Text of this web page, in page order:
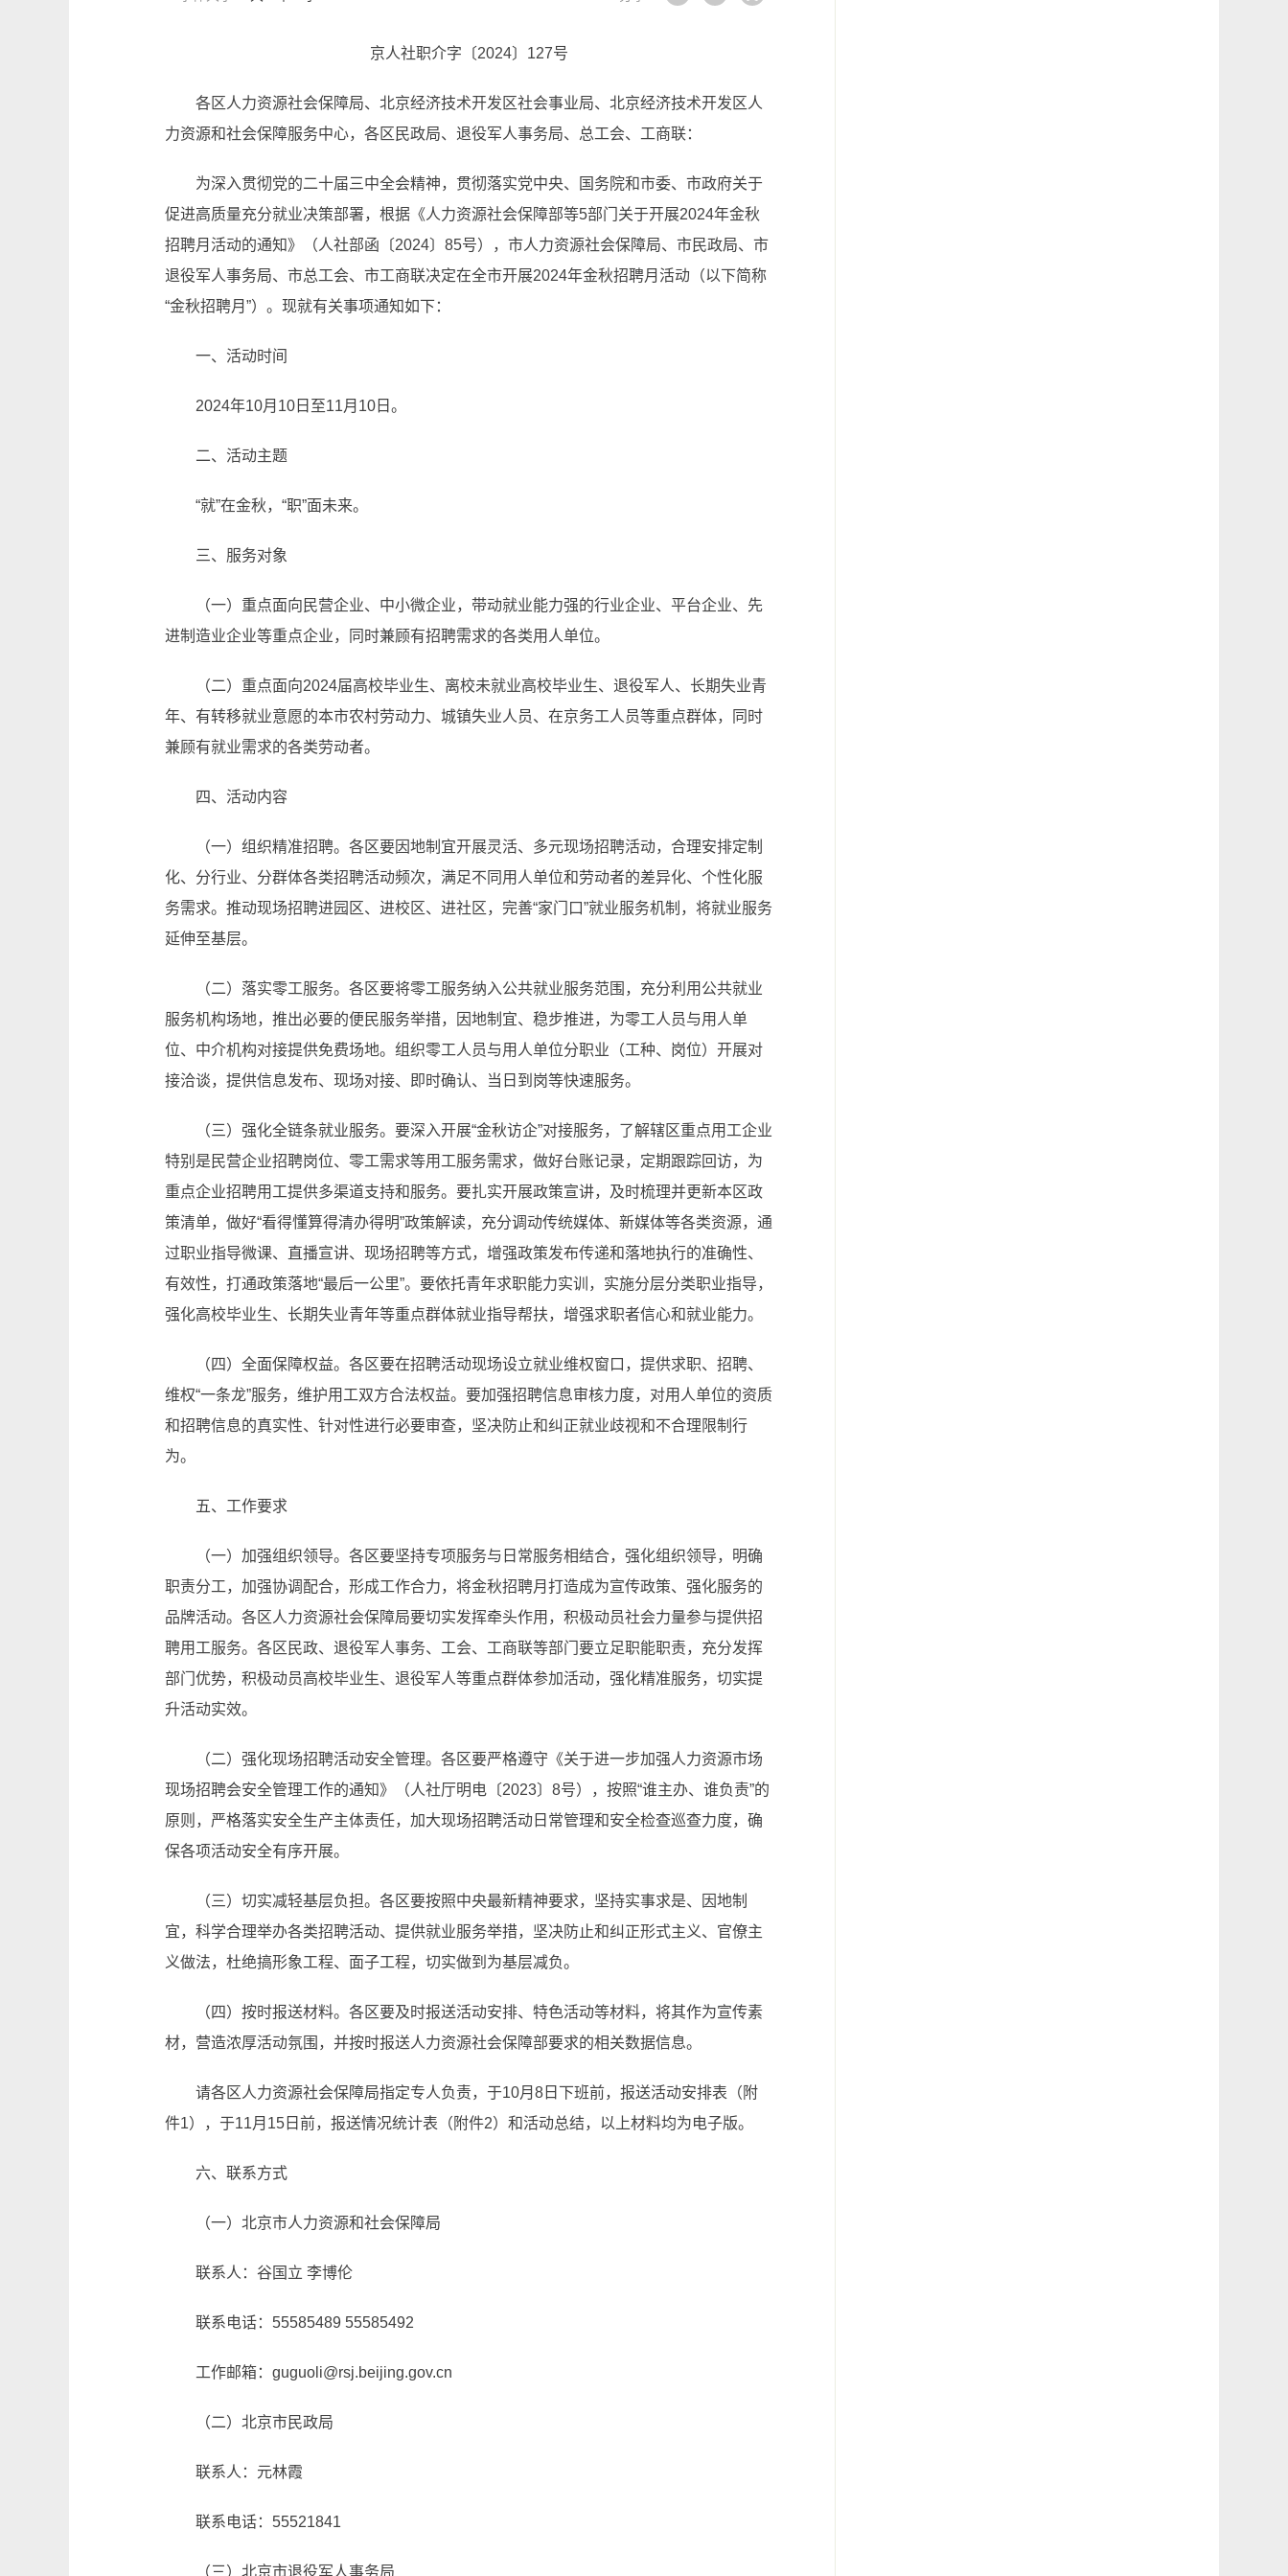
京人社职介字〔2024〕127号
各区人力资源社会保障局、北京经济技术开发区社会事业局、北京经济技术开发区人
力资源和社会保障服务中心，各区民政局、退役军人事务局、总工会、工商联：
为深入贯彻党的二十届三中全会精神，贯彻落实党中央、国务院和市委、市政府关于
促进高质量充分就业决策部署，根据《人力资源社会保障部等5部门关于开展2024年金秋
招聘月活动的通知》（人社部函〔2024〕85号），市人力资源社会保障局、市民政局、市
退役军人事务局、市总工会、市工商联决定在全市开展2024年金秋招聘月活动（以下简称
“金秋招聘月”）。现就有关事项通知如下：
一、活动时间
2024年10月10日至11月10日。
二、活动主题
“就”在金秋，“职”面未来。
三、服务对象
（一）重点面向民营企业、中小微企业，带动就业能力强的行业企业、平台企业、先
进制造业企业等重点企业，同时兼顾有招聘需求的各类用人单位。
（二）重点面向2024届高校毕业生、离校未就业高校毕业生、退役军人、长期失业青
年、有转移就业意愿的本市农村劳动力、城镇失业人员、在京务工人员等重点群体，同时
兼顾有就业需求的各类劳动者。
四、活动内容
（一）组织精准招聘。各区要因地制宜开展灵活、多元现场招聘活动，合理安排定制
化、分行业、分群体各类招聘活动频次，满足不同用人单位和劳动者的差异化、个性化服
务需求。推动现场招聘进园区、进校区、进社区，完善“家门口”就业服务机制，将就业服务
延伸至基层。
（二）落实零工服务。各区要将零工服务纳入公共就业服务范围，充分利用公共就业
服务机构场地，推出必要的便民服务举措，因地制宜、稳步推进，为零工人员与用人单
位、中介机构对接提供免费场地。组织零工人员与用人单位分职业（工种、岗位）开展对
接洽谈，提供信息发布、现场对接、即时确认、当日到岗等快速服务。
（三）强化全链条就业服务。要深入开展“金秋访企”对接服务，了解辖区重点用工企业
特别是民营企业招聘岗位、零工需求等用工服务需求，做好台账记录，定期跟踪回访，为
重点企业招聘用工提供多渠道支持和服务。要扎实开展政策宣讲，及时梳理并更新本区政
策清单，做好“看得懂算得清办得明”政策解读，充分调动传统媒体、新媒体等各类资源，通
过职业指导微课、直播宣讲、现场招聘等方式，增强政策发布传递和落地执行的准确性、
有效性，打通政策落地“最后一公里”。要依托青年求职能力实训，实施分层分类职业指导，
强化高校毕业生、长期失业青年等重点群体就业指导帮扶，增强求职者信心和就业能力。
（四）全面保障权益。各区要在招聘活动现场设立就业维权窗口，提供求职、招聘、
维权“一条龙”服务，维护用工双方合法权益。要加强招聘信息审核力度，对用人单位的资质
和招聘信息的真实性、针对性进行必要审查，坚决防止和纠正就业歧视和不合理限制行
为。
五、工作要求
（一）加强组织领导。各区要坚持专项服务与日常服务相结合，强化组织领导，明确
职责分工，加强协调配合，形成工作合力，将金秋招聘月打造成为宣传政策、强化服务的
品牌活动。各区人力资源社会保障局要切实发挥牵头作用，积极动员社会力量参与提供招
聘用工服务。各区民政、退役军人事务、工会、工商联等部门要立足职能职责，充分发挥
部门优势，积极动员高校毕业生、退役军人等重点群体参加活动，强化精准服务，切实提
升活动实效。
（二）强化现场招聘活动安全管理。各区要严格遵守《关于进一步加强人力资源市场
现场招聘会安全管理工作的通知》（人社厅明电〔2023〕8号），按照“谁主办、谁负责”的
原则，严格落实安全生产主体责任，加大现场招聘活动日常管理和安全检查巡查力度，确
保各项活动安全有序开展。
（三）切实减轻基层负担。各区要按照中央最新精神要求，坚持实事求是、因地制
宜，科学合理举办各类招聘活动、提供就业服务举措，坚决防止和纠正形式主义、官僚主
义做法，杜绝搞形象工程、面子工程，切实做到为基层减负。
（四）按时报送材料。各区要及时报送活动安排、特色活动等材料，将其作为宣传素
材，营造浓厚活动氛围，并按时报送人力资源社会保障部要求的相关数据信息。
请各区人力资源社会保障局指定专人负责，于10月8日下班前，报送活动安排表（附
件1），于11月15日前，报送情况统计表（附件2）和活动总结，以上材料均为电子版。
六、联系方式
（一）北京市人力资源和社会保障局
联系人：谷国立 李博伦
联系电话：55585489 55585492
工作邮箱：guguoli@rsj.beijing.gov.cn
（二）北京市民政局
联系人：元林霞
联系电话：55521841
（三）北京市退役军人事务局